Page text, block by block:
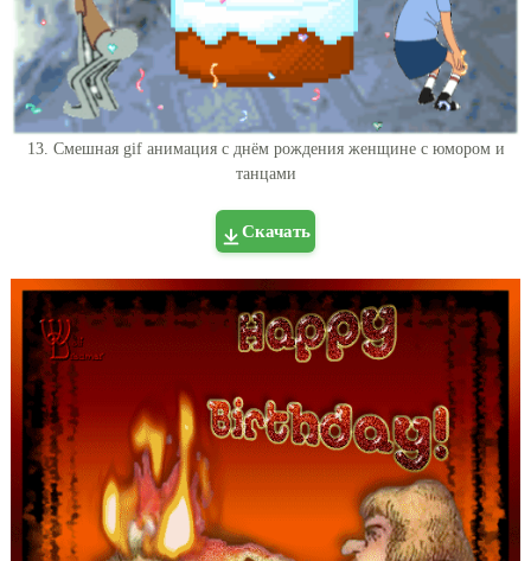
13. Смешная gif анимация с днём рождения женщине с юмором и
танцами
Скачать